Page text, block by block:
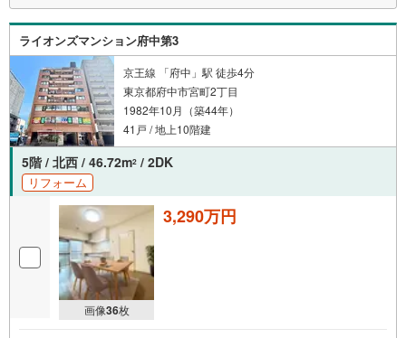
ライオンズマンション府中第3
京王線 「府中」駅 徒歩4分
東京都府中市宮町2丁目
1982年10月（築44年）
41戸 / 地上10階建
5階 / 北西 / 46.72m2 / 2DK
リフォーム
画像36枚
3,290万円